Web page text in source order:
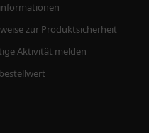
zur Produktsicherheit
Aktivität melden